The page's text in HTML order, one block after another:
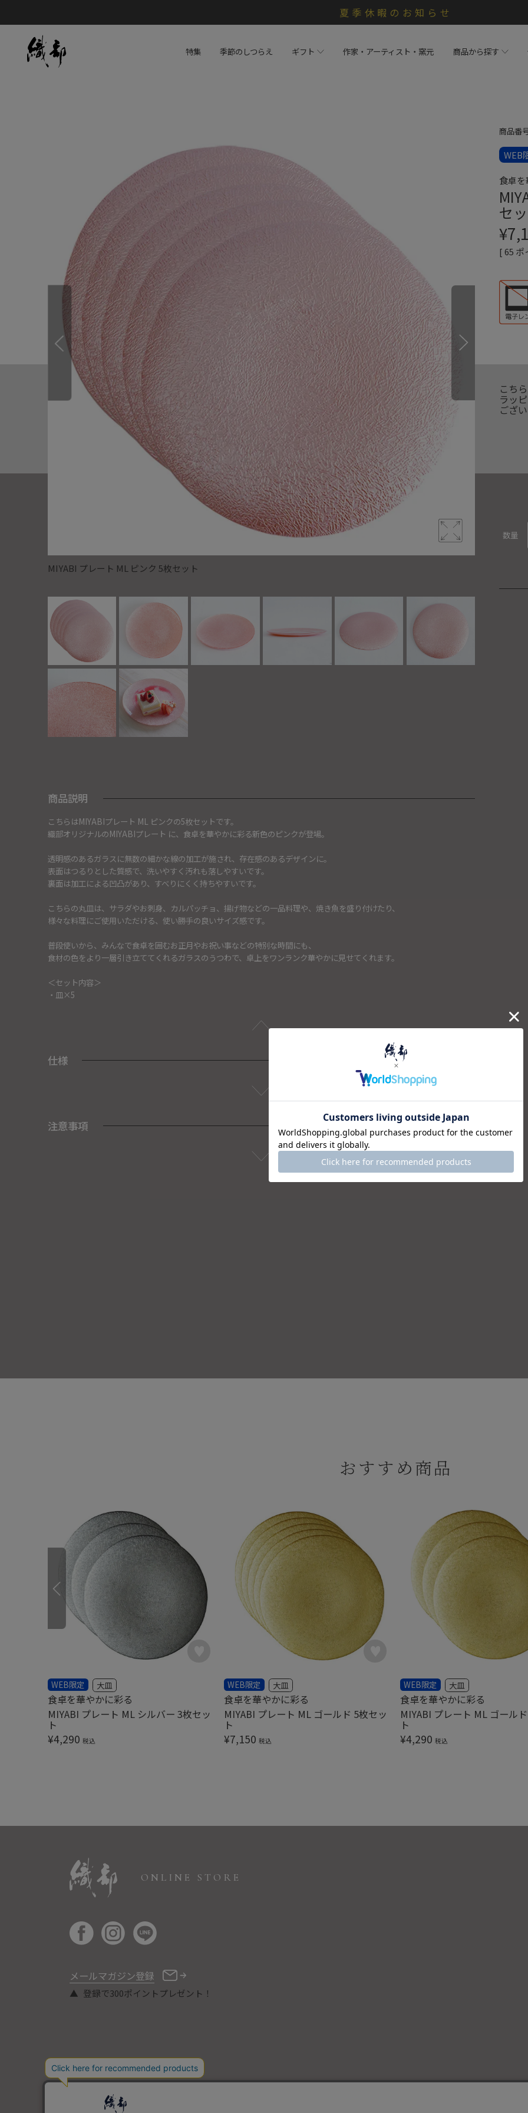
夏季休暇のお知らせ
特集 季節のしつらえ ギフト 作家・アーティスト・窯元 商品から探す
MIYABI プレート ML ピンク 5枚セット
商品説明
こちらはMIYABIプレート ML ピンクの5枚セットです。
織部オリジナルのMIYABIプレート に、食卓を華やかに彩る新色のピンクが登場。
透明感のあるガラスに無数の細かな線の加工が施され、存在感のあるデザインに。
表面はつるりとした質感で、洗いやすく汚れも落しやすいです。
裏面は加工による凹凸があり、すべりにくく持ちやすいです。
こちらの丸皿は、サラダやお刺身、カルパッチョ、揚げ物などの一品料理や、焼き魚を盛り付けたり、
様々な料理にご使用いただける、使い勝手の良いサイズ感です。
普段使いから、みんなで食卓を囲むお正月やお祝い事などの特別な時間にも、
食材の色をより一層引き立ててくれるガラスのうつわで、卓上をワンランク華やかに見せてくれます。
＜セット内容＞
・皿×5
仕様
注意事項
商品番
WEB
食卓を
セ
¥
[65 ポ
こち
ラッ
ござ
数量
おすすめ商品
MIYABI プレート ML シルバー 3枚セッ
ト
WEB限定 大皿
¥4,290 税込
食卓を華やかに彩る
MIYABI プレート ML ゴールド 5枚セッ
ト
WEB限定 大皿
¥7,150 税込
食卓を華やかに彩る
MIYABI プレート ML ゴール
ト
WEB限定 大皿
¥4,290 税込
食卓を華やかに彩る
ONLINE STORE
メールマガジン登録
登録で300ポイントプレゼント！
COPYRIGHT © ORIBE ALL RIGHTS RESERVED.